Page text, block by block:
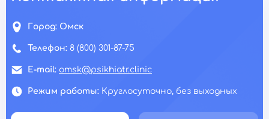
Город: Омск
Телефон: 8 (800) 301-87-75
E-mail: omsk@psikhiatr.clinic
Режим работы: Круглосуточно, без выходных